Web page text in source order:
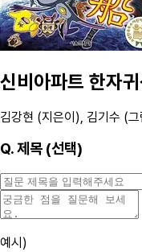
신비아파트 한자
김강현 (지은이), 김기수 (
Q.제목 (선택)
예시)